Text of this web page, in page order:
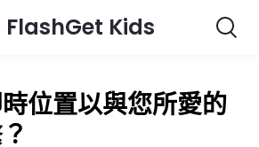
FlashGet Kids
位置以與您所愛的